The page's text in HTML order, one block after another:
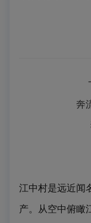
奔
江中村是远近闻
产。从空中俯瞰